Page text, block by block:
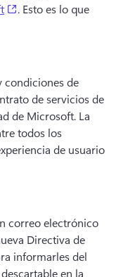
(opens in a new tab)
. Esto es lo que
condiciones de
de servicios de
de Microsoft. La
todos los
de usuario
correo electrónico
Directiva de
informarles del
en la